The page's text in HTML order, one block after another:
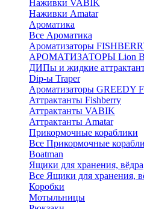
Наживки VABIK
Наживки Amatar
Ароматика
Все Ароматика
Ароматизаторы
АРОМАТИЗАТОРЫ Lion
ДИПы и жидкие
Dip-ы Traper
Ароматизаторы GREEDY
Аттрактанты Fishberry
Аттрактанты VABIK
Аттрактанты Amatar
Прикормочные кораблики
Все Прикормочные
Boatman
Ящики для хранения,
Все Ящики для хранения,
Коробки
Мотыльницы